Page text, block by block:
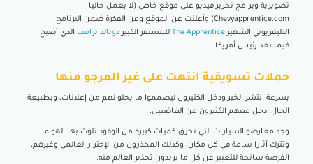
تصويرية وبرامج تحرير فيديو على موقع خاص (لا يعمل حاليا
Chevyapprentice.com) وأعلنت عن الموقع وعن الفكرة ضمن البرنامج
التليفزيوني الشهير The Apprenticeللمستفز الكبير دونالد ترامب الذي أصبح
فيما بعد رئيس أمريكا.
حملات تسويقية انتهت على غير المرجو منها
بسرعة انتشر الخبر ودخل الكثيرون ليصمموا ما يحلو لهم من إعلانات، وبطبيعة
الحال، دخل معهم الكثيرون من الغاضبين.
وجد معارضو السيارات التي تحرق كميات كبيرة من الوقود تلوث بها الهواء
وتترك آثارا سامة في كل مكان، وكذلك المحذرون من الإحترار العالمي وغيرهم،
الفرصة سانحة للتعبير عن كل ما يريدون تحذير العالم منه.